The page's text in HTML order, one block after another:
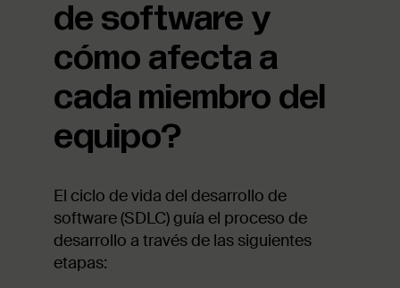
de software y
cómo afecta a
cada miembro del
equipo?
El ciclo de vida del desarrollo de
software (SDLC) guía el proceso de
desarrollo a través de las siguientes
etapas: